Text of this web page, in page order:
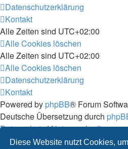
Diese Website nutzt Cookies,
Datenschutzerklärung
Kontakt
Alle Zeiten sind UTC+02:00
Alle Cookies löschen
Alle Zeiten sind UTC+02:00
Alle Cookies löschen
Datenschutzerklärung
Kontakt
Powered by phpBB® Forum
Deutsche Übersetzung durch
Datenschutz|